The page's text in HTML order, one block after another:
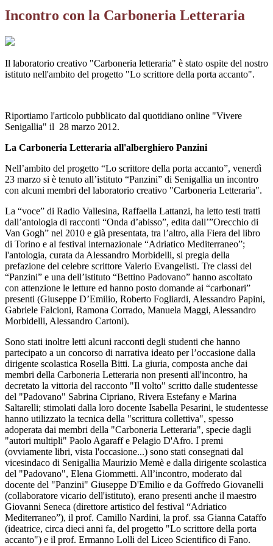
Incontro con la Carboneria Letteraria
Il laboratorio creativo "Carboneria letteraria" è stato ospite del nostro
istituto nell'ambito del progetto "Lo scrittore della porta accanto".
Riportiamo l'articolo pubblicato dal quotidiano online "Vivere
Senigallia" il 28 marzo 2012.
La Carboneria Letteraria all'alberghiero Panzini
Nell’ambito del progetto “Lo scrittore della porta accanto”, venerdì
23 marzo si è tenuto all’istituto “Panzini” di Senigallia un incontro
con alcuni membri del laboratorio creativo "Carboneria Letteraria".
La “voce” di Radio Vallesina, Raffaella Lattanzi, ha letto testi tratti
dall’antologia di racconti “Onda d’abisso”, edita dall’”Orecchio di
Van Gogh” nel 2010 e già presentata, tra l’altro, alla Fiera del libro
di Torino e al festival internazionale “Adriatico Mediterraneo”;
l'antologia, curata da Alessandro Morbidelli, si pregia della
prefazione del celebre scrittore Valerio Evangelisti. Tre classi del
“Panzini” e una dell’istituto “Bettino Padovano” hanno ascoltato
con attenzione le letture ed hanno posto domande ai “carbonari”
presenti (Giuseppe D’Emilio, Roberto Fogliardi, Alessandro Papini,
Gabriele Falcioni, Ramona Corrado, Manuela Maggi, Alessandro
Morbidelli, Alessandro Cartoni).
Sono stati inoltre letti alcuni racconti degli studenti che hanno
partecipato a un concorso di narrativa ideato per l’occasione dalla
dirigente scolastica Rosella Bitti. La giuria, composta anche dai
membri della Carboneria Letteraria non presenti all'incontro, ha
decretato la vittoria del racconto "Il volto" scritto dalle studentesse
del "Padovano" Sabrina Cipriano, Rivera Estefany e Marina
Saltarelli; stimolati dalla loro docente Isabella Pesarini, le studentesse
hanno utilizzato la tecnica della "scrittura collettiva", spesso
adoperata dai membri della "Carboneria Letteraria", specie dagli
"autori multipli" Paolo Agaraff e Pelagio D'Afro. I premi
(ovviamente libri, vista l'occasione...) sono stati consegnati dal
vicesindaco di Senigallia Maurizio Memè e dalla dirigente scolastica
del "Padovano", Elena Giommetti. All’incontro, moderato dal
docente del "Panzini" Giuseppe D'Emilio e da Goffredo Giovanelli
(collaboratore vicario dell'istituto), erano presenti anche il maestro
Giovanni Seneca (direttore artistico del festival “Adriatico
Mediterraneo”), il prof. Camillo Nardini, la prof. ssa Gianna Cataffo
(ideatrice, circa dieci anni fa, del progetto "Lo scrittore della porta
accanto") e il prof. Ermanno Lolli del Liceo Scientifico di Fano.